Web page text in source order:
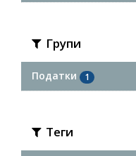
Групи
Податки 1
Теги